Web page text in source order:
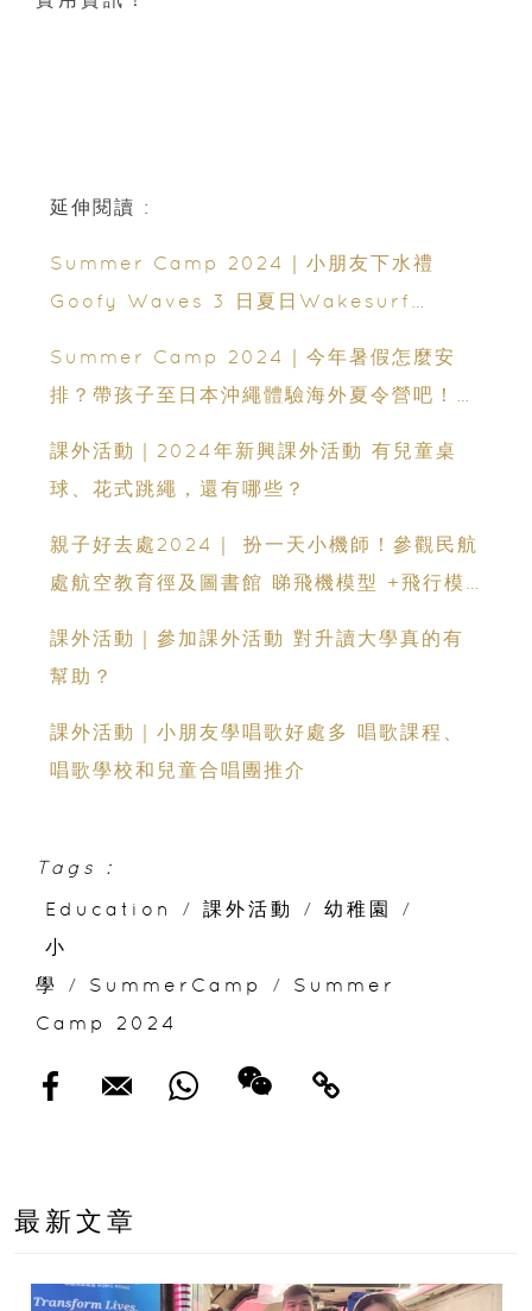
延伸閱讀 :
Summer Camp 2024｜小朋友下水禮
Goofy Waves 3 日夏日Wakesurf
Summer Camp 2024｜今年暑假怎麼安
排？帶孩子至日本沖繩體驗海外夏令營吧！5
課外活動｜2024年新興課外活動 有兒童桌
球、花式跳繩，還有哪些？
親子好去處2024｜ 扮一天小機師！參觀民航
處航空教育徑及圖書館 睇飛機模型 +飛行模
課外活動｜參加課外活動 對升讀大學真的有
幫助？
課外活動｜小朋友學唱歌好處多 唱歌課程、
唱歌學校和兒童合唱團推介
Tags :
Education
/ 課外活動 / 幼稚園
/
小
學
/ SummerCamp /
Summer
Camp 2024
最新文章